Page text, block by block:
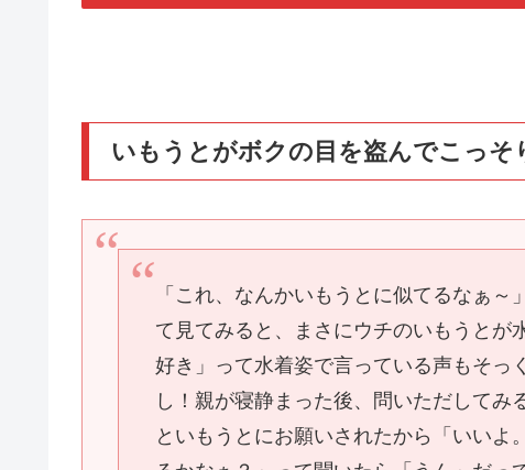
いもうとがボクの目を盗んでこっ
「これ、なんかいもうとに似てるなぁ
て見てみると、まさにウチのいもうとが
好き」って水着姿で言っている声もそっ
し！親が寝静まった後、問いただしてみ
といもうとにお願いされたから「いい